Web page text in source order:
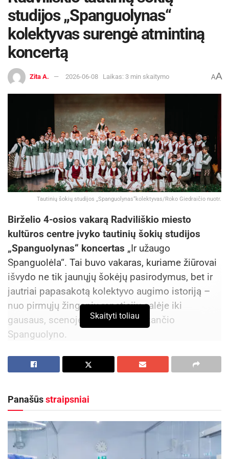
studijos „Spanguolynas“
kolektyvas surengė atmintiną
koncertą
Zita A. 2026-06-08 Laikas: 3 min skaitymo AA
Tautinių šokių studijos „Spanguolynas“kolektyvas/Roko Giedraičio nuotr.
Birželio 4-osios vakarą Radviliškio miesto
kultūros centre įvyko tautinių šokių studijos
„Spanguolynas“ koncertas „Ir užaugo
Spanguolėla“. Tai buvo vakaras, kuriame žiūrovai
išvydo ne tik jaunųjų šokėjų pasirodymus, bet ir
jautriai papasakotą kolektyvo augimo istoriją –
nuo pirmųjų žingsnių repeticijų salėje iki
gausaus, scenoje drąsiai besisukančio
Spanguolyno.
Koncerto atmosfera nuo pat pirmųjų akimirkų
kvietė į paslaptingą miško ir aukštapelkės
projekcijos, rūko efektai ir muzikiniai intarpai
tapo ne tik sceniniu pasirodymu, bet ir gyvu
pasakojimu. Scenoje tarsi skleidėsi samanomis
Skaityti toliau
Panašūsstraipsniai